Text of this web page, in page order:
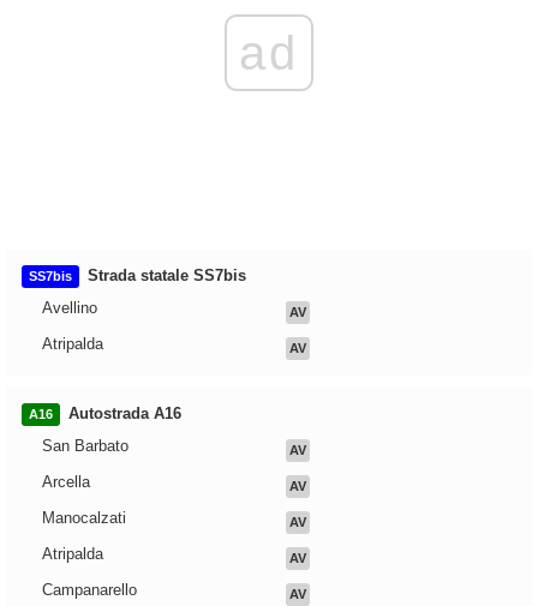
ad
SS7bis
Strada statale SS7bis
Avellino
AV
Atripalda AV
A16
Autostrada A16
San Barbato
AV
Arcella AV
Manocalzati AV
Atripalda AV
Campanarello AV